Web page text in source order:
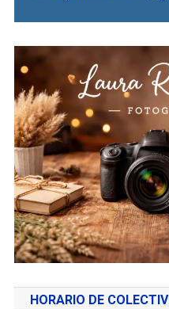
HORARIO DE